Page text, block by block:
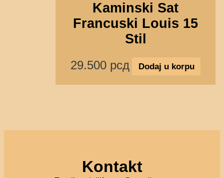
Kaminski Sat
Francuski Louis 15
Stil
29.500 рсд Dodaj u korpu
Kontakt